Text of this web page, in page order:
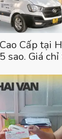
Cấp tại
sao. Giá